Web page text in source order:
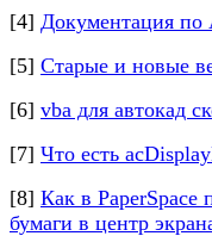
[4] Документация
[5] Старые и новые
[6] vba для автокад
[7] Что есть
[8] Как в PaperSpace
бумаги в центр